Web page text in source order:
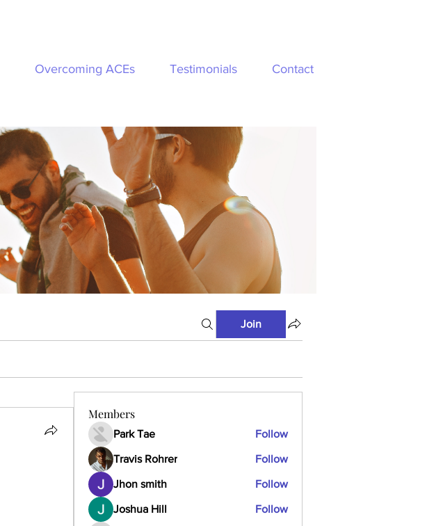
Overcoming ACEs Testimonials Contact
Join
Members
Park Tae Follow
Travis Rohrer Follow
Jhon smith Follow
Joshua Hill Follow